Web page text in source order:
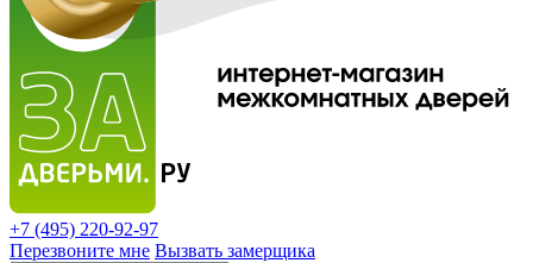
+7 (495) 220-92-97
Перезвоните мне Вызвать замерщика